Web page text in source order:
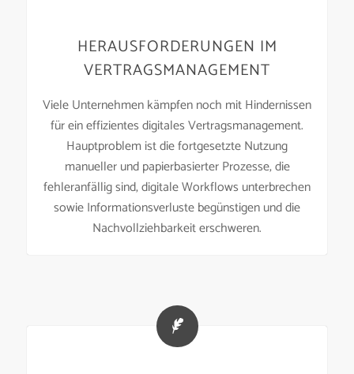
HERAUSFORDERUNGEN IM
VERTRAGSMANAGEMENT
Viele Unternehmen kämpfen noch mit Hindernissen
für ein effizientes digitales Vertragsmanagement.
Hauptproblem ist die fortgesetzte Nutzung
manueller und papierbasierter Prozesse, die
fehleranfällig sind, digitale Workflows unterbrechen
sowie Informationsverluste begünstigen und die
Nachvollziehbarkeit erschweren.